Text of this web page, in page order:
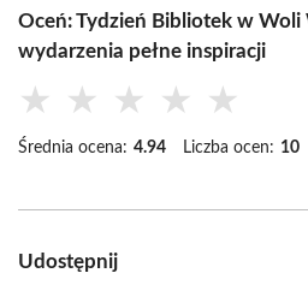
Oceń: Tydzień Bibliotek w Woli
wydarzenia pełne inspiracji
★ ★ ★ ★ ★
Średnia ocena: 4.94 Liczba ocen: 10
Udostępnij